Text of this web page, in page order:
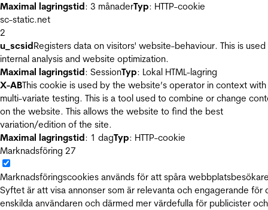
Maximal lagringstid: 3 månaderTyp: HTTP-cookie
sc-static.net
2
u_scsidRegisters data on visitors' website-behaviour. This is
internal analysis and website optimization.
Maximal lagringstid: SessionTyp: Lokal HTML-lagring
X-ABThis cookie is used by the website’s operator in context with
multi-variate testing. This is a tool used to combine or change
on the website. This allows the website to find the best
variation/edition of the site.
Maximal lagringstid: 1 dagTyp: HTTP-cookie
Marknadsföring 27
Marknadsföringscookies används för att spåra
Syftet är att visa annonser som är relevanta och engagerande för
enskilda användaren och därmed mer värdefulla för publicister och